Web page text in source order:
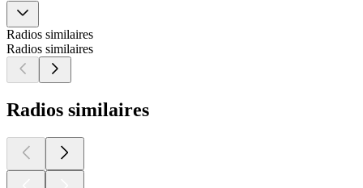
Radios similaires
Radios similaires
Radios similaires